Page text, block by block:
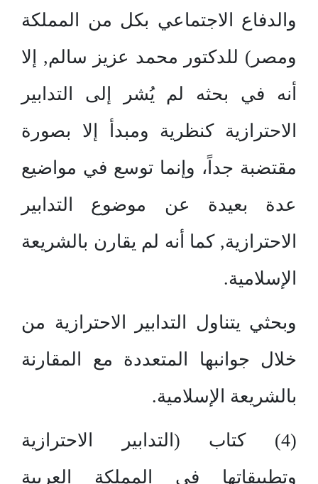
والدفاع الاجتماعي بكل من المملكة
ومصر) للدكتور محمد عزيز سالم, إلا
أنه في بحثه لم يُشر إلى التدابير
الاحترازية كنظرية ومبدأ إلا بصورة
مقتضبة جداً، وإنما توسع في مواضيع
عدة بعيدة عن موضوع التدابير
الاحترازية, كما أنه لم يقارن بالشريعة
الإسلامية.
وبحثي يتناول التدابير الاحترازية من
خلال جوانبها المتعددة مع المقارنة
بالشريعة الإسلامية.
(4) كتاب (التدابير الاحترازية
وتطبيقاتها في المملكة العربية